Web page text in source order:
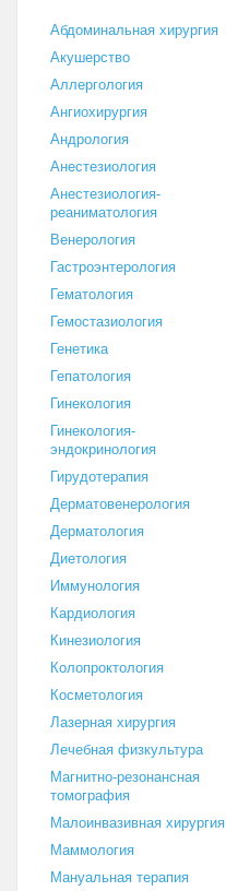
Абдоминальная хирургия
Акушерство
Аллергология
Ангиохирургия
Андрология
Анестезиология
Анестезиология-
реаниматология
Венерология
Гастроэнтерология
Гематология
Гемостазиология
Генетика
Гепатология
Гинекология
Гинекология-
эндокринология
Гирудотерапия
Дерматовенерология
Дерматология
Диетология
Иммунология
Кардиология
Кинезиология
Колопроктология
Косметология
Лазерная хирургия
Лечебная физкультура
Магнитно-резонансная
томография
Малоинвазивная хирургия
Маммология
Мануальная терапия